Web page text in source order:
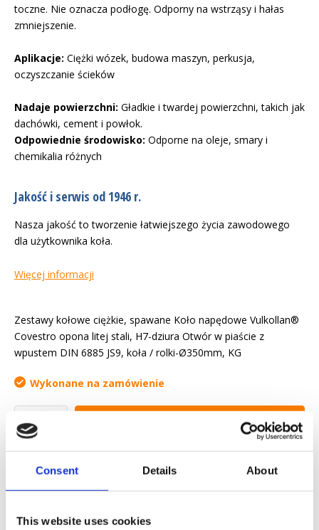
Consent Details About
This website uses cookies
toczne. Nie oznacza podłogę. Odporny na wstrząsy i hałas
zmniejszenie.
Aplikacje: Ciężki wózek, budowa maszyn, perkusja,
oczyszczanie ścieków
Nadaje powierzchni: Gładkie i twardej powierzchni, takich jak
dachówki, cement i powłok.
Odpowiednie środowisko: Odporne na oleje, smary i
chemikalia różnych
Jakość i serwis od 1946 r.
Nasza jakość to tworzenie łatwiejszego życia zawodowego
dla użytkownika koła.
Więcej informacji
Zestawy kołowe ciężkie, spawane Koło napędowe Vulkollan®
Covestro opona litej stali, H7-dziura Otwór w piaście z
wpustem DIN 6885 JS9, koła / rolki-Ø350mm, KG
Wykonane na zamówienie
Chcemy ułatwić ci życie zawodowe
Szybka dostawa